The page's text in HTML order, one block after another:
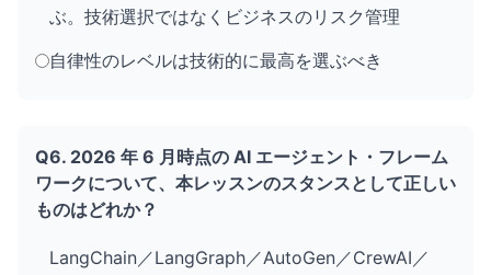
ぶ。技術選択ではなくビジネスのリスク管理
自律性のレベルは技術的に最高を選ぶべき
Q6. 2026 年 6 月時点の AI エージェント・フレーム
ワークについて、本レッスンのスタンスとして正しい
ものはどれか？
LangChain／LangGraph／AutoGen／CrewAI／